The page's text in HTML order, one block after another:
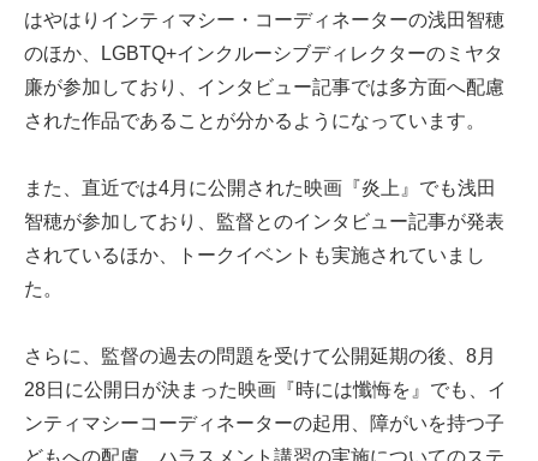
はやはりインティマシー・コーディネーターの浅田智穂
のほか、LGBTQ+インクルーシブディレクターのミヤタ
廉が参加しており、インタビュー記事では多方面へ配慮
された作品であることが分かるようになっています。
また、直近では4月に公開された映画『炎上』でも浅田
智穂が参加しており、監督とのインタビュー記事が発表
されているほか、トークイベントも実施されていまし
た。
さらに、監督の過去の問題を受けて公開延期の後、8月
28日に公開日が決まった映画『時には懺悔を』でも、イ
ンティマシーコーディネーターの起用、障がいを持つ子
どもへの配慮、ハラスメント講習の実施についてのステ